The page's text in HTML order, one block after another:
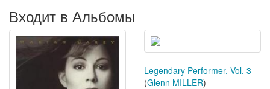
Входит в Альбомы
Legendary Performer, Vol. 3
(Glenn MILLER)